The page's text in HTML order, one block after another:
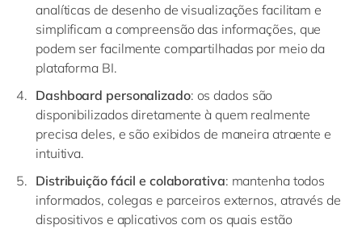
analíticas de desenho de visualizações facilitam e
simplificam a compreensão das informações, que
podem ser facilmente compartilhadas por meio da
plataforma BI.
Dashboard personalizado: os dados são
disponibilizados diretamente à quem realmente
precisa deles, e são exibidos de maneira atraente e
intuitiva.
Distribuição fácil e colaborativa: mantenha todos
informados, colegas e parceiros externos, através de
dispositivos e aplicativos com os quais estão